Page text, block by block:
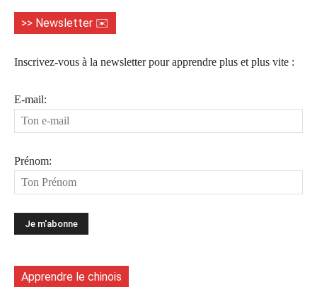
>> Newsletter ✉️
Inscrivez-vous à la newsletter pour apprendre plus et plus vite :
E-mail:
Prénom:
Apprendre le chinois